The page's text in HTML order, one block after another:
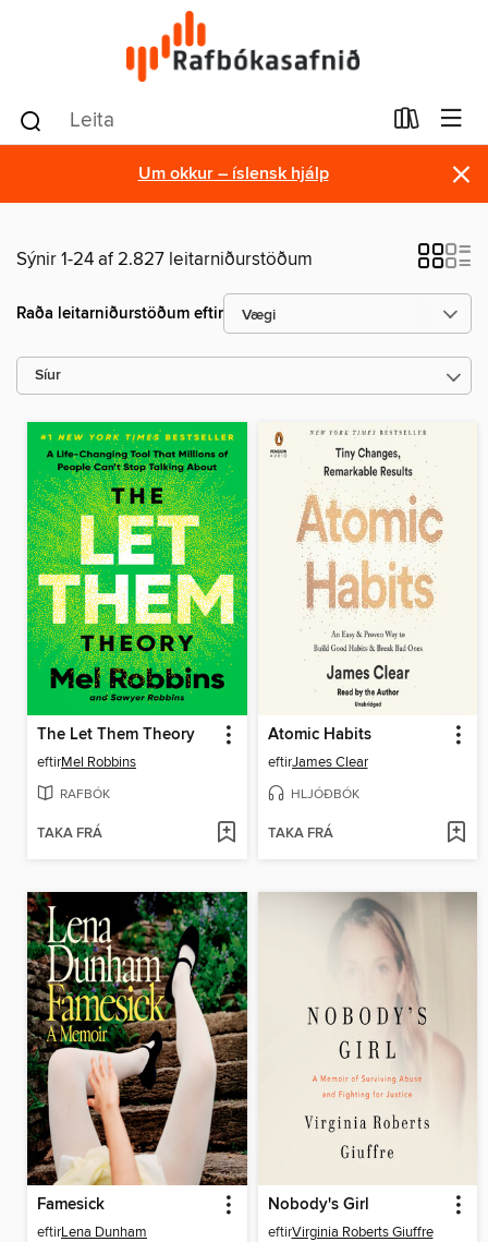
Um okkur – íslensk hjálp ×
Sýnir 1-24 af 2.827 leitarniðurstöðum
Raða leitarniðurstöðum eftir
Síur
The Let Them Theory
eftirMel Robbins
RAFBÓK
TAKA FRÁ
Atomic Habits
eftirJames Clear
HLJÓÐBÓK
TAKA FRÁ
Famesick
eftirLena Dunham
Nobody's Girl
eftirVirginia Roberts Giuffre